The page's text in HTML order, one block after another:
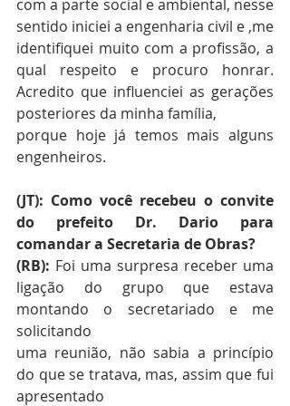
com a parte social e ambiental, nesse
sentido iniciei a engenharia civil e ,me
identifiquei muito com a profissão, a
qual respeito e procuro honrar.
Acredito que influenciei as gerações
posteriores da minha família,
porque hoje já temos mais alguns
engenheiros.
(JT): Como você recebeu o convite
do prefeito Dr. Dario para
comandar a Secretaria de Obras?
(RB): Foi uma surpresa receber uma
ligação do grupo que estava
montando o secretariado e me
solicitando
uma reunião, não sabia a princípio
do que se tratava, mas, assim que fui
apresentado